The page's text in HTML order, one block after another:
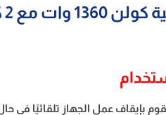
– ستيل 800102049
بإيقاف عمل الجهاز تلقائيًا